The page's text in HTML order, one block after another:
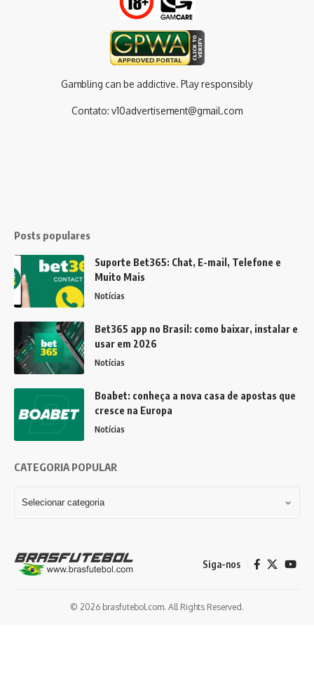
Gambling can be addictive. Play responsibly
Contato: v10advertisement@gmail.com
Posts populares
Suporte Bet365: Chat, E-mail, Telefone e
Muito Mais
Notícias
Bet365 app no Brasil: como baixar, instalar e
usar em 2026
Notícias
Boabet: conheça a nova casa de apostas que
cresce na Europa
Notícias
CATEGORIA POPULAR
Siga-nos
© 2026 brasfutebol.com. All Rights Reserved.